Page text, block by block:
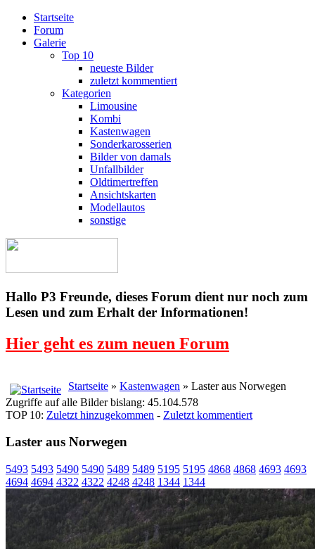
Startseite
Forum
Galerie
Top 10
neueste Bilder
zuletzt kommentiert
Kategorien
Limousine
Kombi
Kastenwagen
Sonderkarosserien
Bilder von damals
Unfallbilder
Oldtimertreffen
Ansichtskarten
Modellautos
sonstige
Hallo P3 Freunde, dieses Forum dient nur noch zum
Lesen und zum Erhalt der Informationen!
Hier geht es zum neuen Forum
Startseite » Kastenwagen » Laster aus Norwegen
Zugriffe auf alle Bilder bislang: 45.104.578
TOP 10: Zuletzt hinzugekommen - Zuletzt kommentiert
Laster aus Norwegen
5493 5493 5490 5490 5489 5489 5195 5195 4868 4868 4693 4693
4694 4694 4322 4322 4248 4248 1344 1344